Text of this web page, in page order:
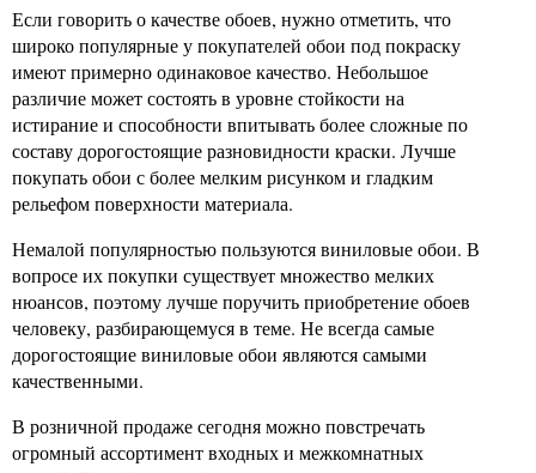
Если говорить о качестве обоев, нужно отметить, что
широко популярные у покупателей обои под покраску
имеют примерно одинаковое качество. Небольшое
различие может состоять в уровне стойкости на
истирание и способности впитывать более сложные по
составу дорогостоящие разновидности краски. Лучше
покупать обои с более мелким рисунком и гладким
рельефом поверхности материала.
Немалой популярностью пользуются виниловые обои. В
вопросе их покупки существует множество мелких
нюансов, поэтому лучше поручить приобретение обоев
человеку, разбирающемуся в теме. Не всегда самые
дорогостоящие виниловые обои являются самыми
качественными.
В розничной продаже сегодня можно повстречать
огромный ассортимент входных и межкомнатных